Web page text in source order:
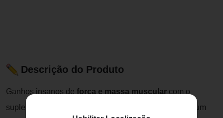
Descrição do Produto
Ganhos insanos de força e massa muscular com o
suplemento
. Sua fórmula traz um